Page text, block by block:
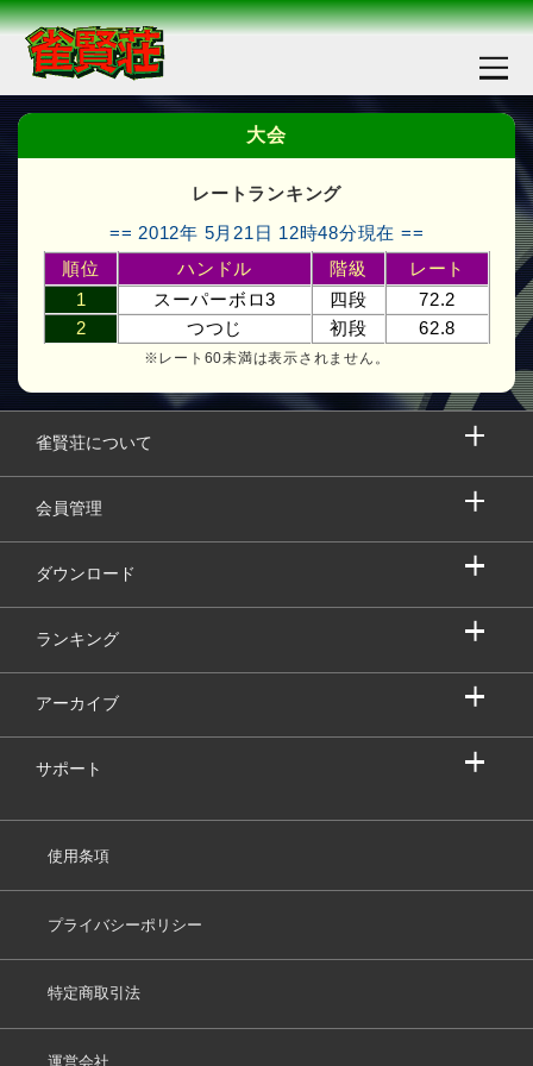
大会
レートランキング
== 2012年 5月21日 12時48分現在 ==
順位
ハンドル 階級
レート
1
スーパーボロ3 四段
72.2
2
つつじ 初段 62.8
※レート60未満は表示されません。
雀賢荘について
会員管理
ダウンロード
ランキング
アーカイブ
サポート
使用条項
プライバシーポリシー
特定商取引法
運営会社